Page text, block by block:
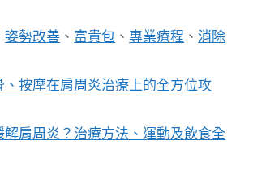
姿勢改善 、 富貴包 、專業療程 、消除
、按摩在肩周炎治療上的全方位攻
解肩周炎？治療方法、運動及飲食全